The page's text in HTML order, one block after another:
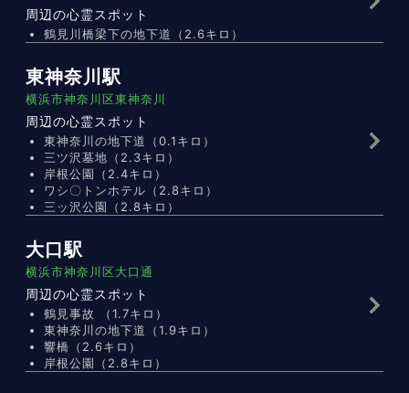
周辺の心霊スポット
鶴見川橋梁下の地下道（2.6キロ）
東神奈川駅
横浜市神奈川区東神奈川
周辺の心霊スポット
東神奈川の地下道（0.1キロ）
三ツ沢墓地（2.3キロ）
岸根公園（2.4キロ）
ワシ〇トンホテル（2.8キロ）
三ッ沢公園（2.8キロ）
大口駅
横浜市神奈川区大口通
周辺の心霊スポット
鶴見事故 （1.7キロ）
東神奈川の地下道（1.9キロ）
響橋（2.6キロ）
岸根公園（2.8キロ）